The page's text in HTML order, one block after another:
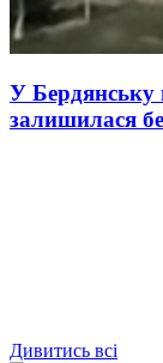
У Бердянську
залишилася
Дивитись всі